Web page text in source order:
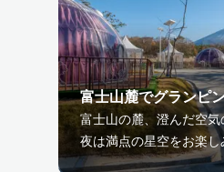
富士山麓でグランピ
富士山の麓、澄んだ空気
夜は満点の星空をお楽し